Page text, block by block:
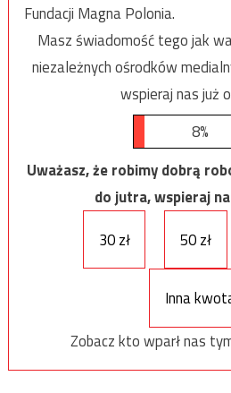
Fundacji Magna Polonia.
Masz świadomość tego jak
niezależnych ośrodków
wspieraj nas już
8%
Uważasz, że robimy dobrą
do jutra, wspieraj
30 zł
50 zł
Inna
Zobacz kto wparł nas